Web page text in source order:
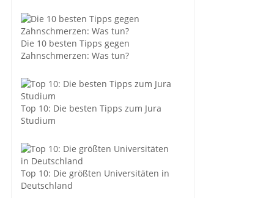
Die 10 besten Tipps gegen
Zahnschmerzen: Was tun?
Top 10: Die besten Tipps zum Jura
Studium
Top 10: Die größten Universitäten in
Deutschland